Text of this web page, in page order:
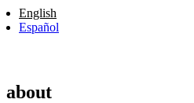
English
Español
about